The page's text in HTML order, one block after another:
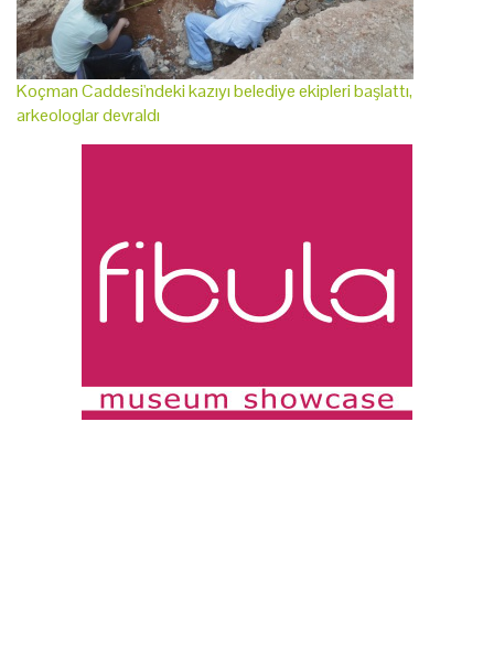
Koçman Caddesi'ndeki kazıyı belediye ekipleri başlattı,
arkeologlar devraldı